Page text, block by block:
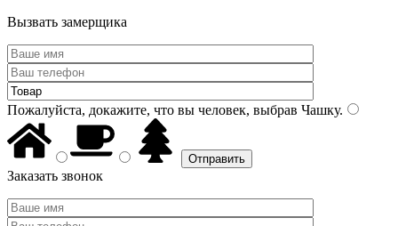
Вызвать замерщика
Пожалуйста, докажите, что вы человек, выбрав Чашку.
Заказать звонок